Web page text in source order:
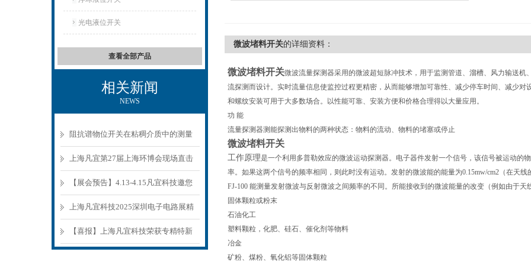
光电液位开关
查看全部产品
相关新闻
NEWS
阻抗谱物位开关在粘稠介质中的测量
原理与选型要点
上海凡宜第27届上海环博会现场直击
【展会预告】4.13-4.15凡宜科技邀您
参观环博会
上海凡宜科技2025深圳电子电路展精
彩回顾
【喜报】上海凡宜科技荣获专精特新
微波堵料开关的详细资料：
微波堵料开关微波流量探测器采用的微波超短脉冲技术，用于监测管道、溜槽、风力输送
流探测而设计。实时流量信息使监控过程更精密，从而能够增加可靠性、减少停车时间、减少
和螺纹安装可用于大多数场合。以性能可靠、安装方便和价格合理得以大量应用。
功 能
流量探测器测能探测出物料的两种状态：物料的流动、物料的堵塞或停止
微波堵料开关
工作原理是一个利用多普勒效应的微波运动探测器。电子器件发射一个信号，该信号被运动的
率。如果这两个信号的频率相同，则此时没有运动。发射的微波能的能量为0.15mw/cm2（在天
FJ-100 能测量发射微波与反射微波之间频率的不同。所能接收到的微波能量的改变（例如由于
固体颗粒或粉末
石油化工
塑料颗粒，化肥、硅石、催化剂等物料
冶金
矿粉、煤粉、氧化铝等固体颗粒